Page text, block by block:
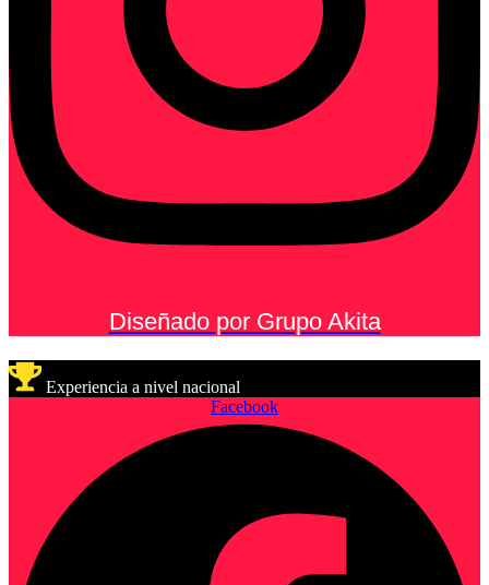
Diseñado por Grupo Akita
Experiencia a nivel nacional
Facebook